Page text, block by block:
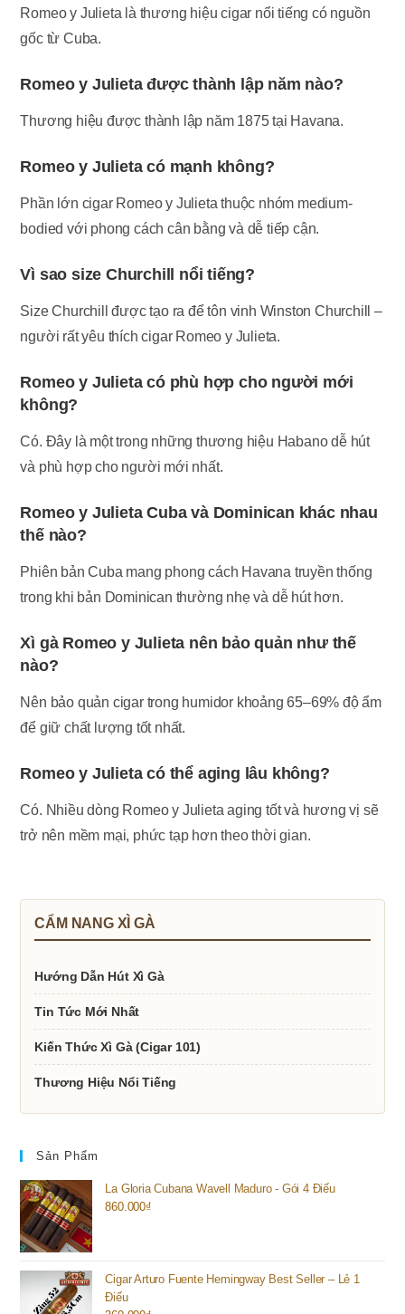
Romeo y Julieta là thương hiệu cigar nổi tiếng có nguồn
gốc từ Cuba.
Romeo y Julieta được thành lập năm nào?
Thương hiệu được thành lập năm 1875 tại Havana.
Romeo y Julieta có mạnh không?
Phần lớn cigar Romeo y Julieta thuộc nhóm medium-
bodied với phong cách cân bằng và dễ tiếp cận.
Vì sao size Churchill nổi tiếng?
Size Churchill được tạo ra để tôn vinh Winston Churchill –
người rất yêu thích cigar Romeo y Julieta.
Romeo y Julieta có phù hợp cho người mới
không?
Có. Đây là một trong những thương hiệu Habano dễ hút
và phù hợp cho người mới nhất.
Romeo y Julieta Cuba và Dominican khác nhau
thế nào?
Phiên bản Cuba mang phong cách Havana truyền thống
trong khi bản Dominican thường nhẹ và dễ hút hơn.
Xì gà Romeo y Julieta nên bảo quản như thế
nào?
Nên bảo quản cigar trong humidor khoảng 65–69% độ ẩm
để giữ chất lượng tốt nhất.
Romeo y Julieta có thể aging lâu không?
Có. Nhiều dòng Romeo y Julieta aging tốt và hương vị sẽ
trở nên mềm mại, phức tạp hơn theo thời gian.
CẨM NANG XÌ GÀ
Hướng Dẫn Hút Xì Gà
Tin Tức Mới Nhất
Kiến Thức Xì Gà (Cigar 101)
Thương Hiệu Nổi Tiếng
Sản Phẩm
La Gloria Cubana Wavell Maduro - Gói 4 Điếu
860.000₫
Cigar Arturo Fuente Hemingway Best Seller – Lẻ 1
Điếu